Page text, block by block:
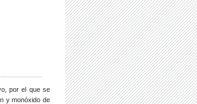
por el que se
y monóxido de